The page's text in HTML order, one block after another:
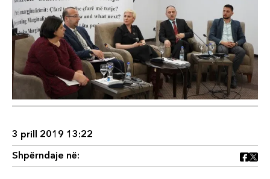
3 prill 2019 13:22
Shpërndaje në: